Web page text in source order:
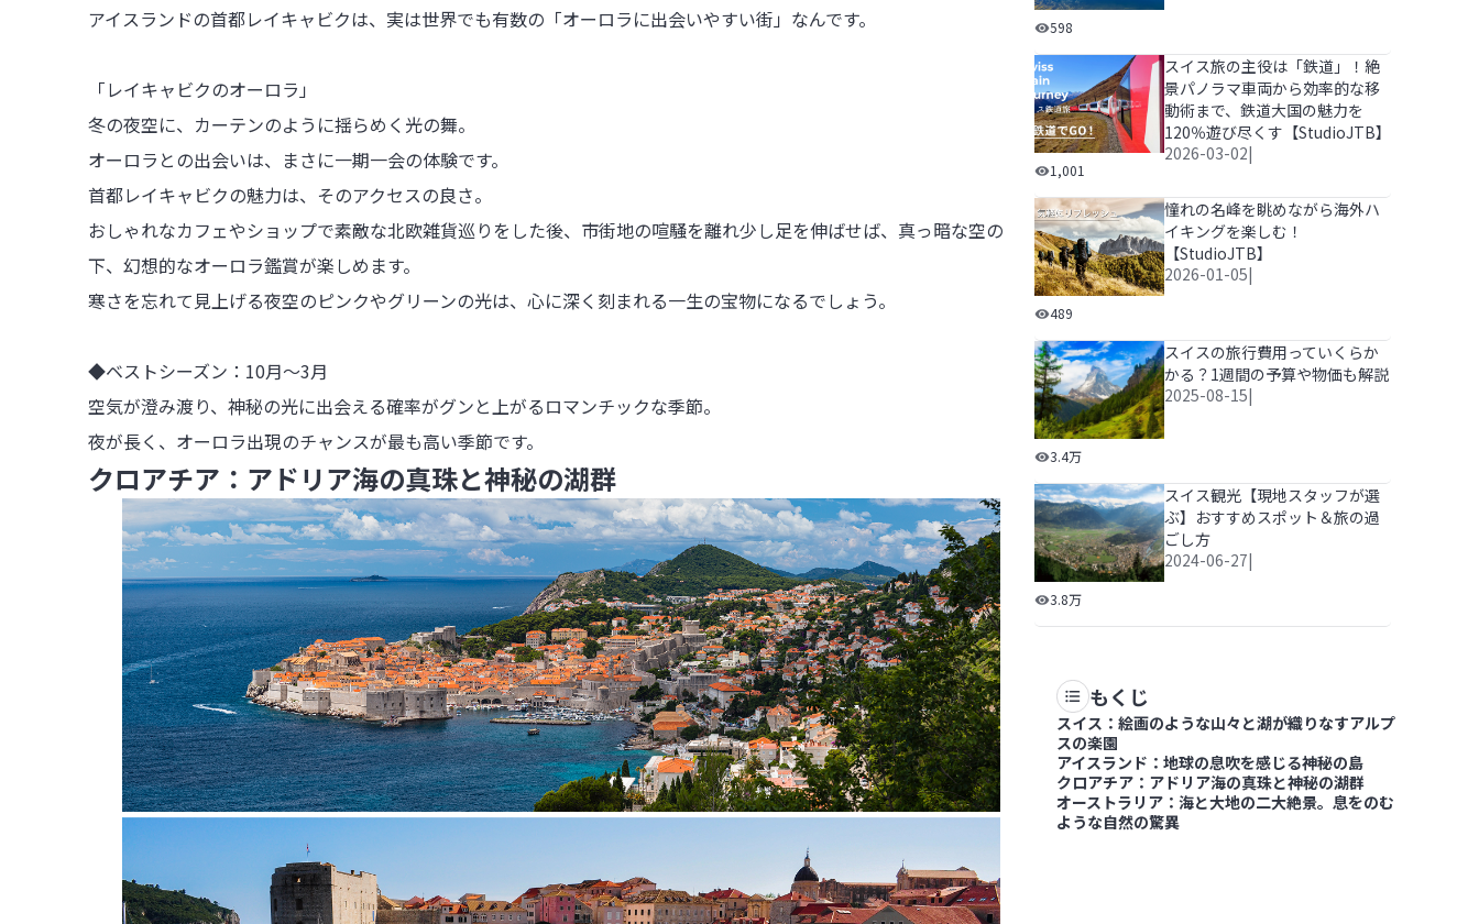
アイスランドの首都レイキャビクは、実は世界でも有数の「オーロラに出会いやすい街」なんです。
「レイキャビクのオーロラ」
冬の夜空に、カーテンのように揺らめく光の舞。
オーロラとの出会いは、まさに一期一会の体験です。
首都レイキャビクの魅力は、そのアクセスの良さ。
おしゃれなカフェやショップで素敵な北欧雑貨巡りをした後、市街地の喧騒を離れ少し足を伸ばせば、真っ暗な空の
下、幻想的なオーロラ鑑賞が楽しめます。
寒さを忘れて見上げる夜空のピンクやグリーンの光は、心に深く刻まれる一生の宝物になるでしょう。
◆ベストシーズン：10月〜3月
空気が澄み渡り、神秘の光に出会える確率がグンと上がるロマンチックな季節。
夜が長く、オーロラ出現のチャンスが最も高い季節です。
クロアチア：アドリア海の真珠と神秘の湖群
心震える世界の絶景～次の旅で見たい感動の景色～【
598
スイス旅の主役は「鉄道」！絶景パノラマ車両から効
1,001
スイス旅の主役は「鉄道」！絶
景パノラマ車両から効率的な移
動術まで、鉄道大国の魅力を
120％遊び尽くす【StudioJTB】
2026-03-02|
憧れの名峰を眺めながら海外ハイキングを楽しむ！【
489
憧れの名峰を眺めながら海外ハ
イキングを楽しむ！
【StudioJTB】
2026-01-05|
スイスの旅行費用っていくらかかる？1週間の予算や物
3.4万
スイスの旅行費用っていくらか
かる？1週間の予算や物価も解説
2025-08-15|
スイス観光【現地スタッフが選ぶ】おすすめスポット
3.8万
スイス観光【現地スタッフが選
ぶ】おすすめスポット＆旅の過
ごし方
2024-06-27|
もくじ
スイス：絵画のような山々と湖が織りなすアルプ
スの楽園
アイスランド：地球の息吹を感じる神秘の島
クロアチア：アドリア海の真珠と神秘の湖群
オーストラリア：海と大地の二大絶景。息をのむ
ような自然の驚異